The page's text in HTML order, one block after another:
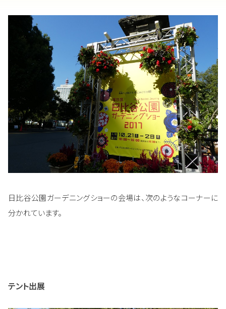
日比谷公園ガーデニングショーの会場は、次のようなコーナーに
分かれています。
テント出展